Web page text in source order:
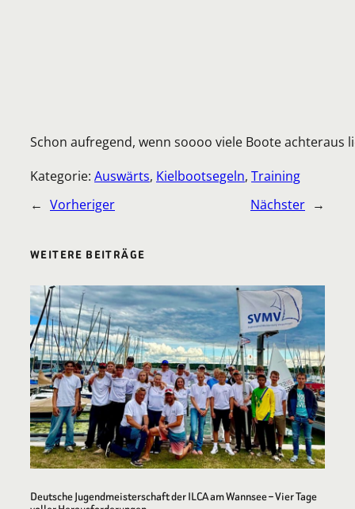
Schon aufregend, wenn soooo viele Boote achteraus
Kategorie: Auswärts, Kielbootsegeln, Training
← Vorheriger Nächster →
WEITERE BEITRÄGE
Deutsche Jugendmeisterschaft der ILCA am Wannsee – Vier Tage